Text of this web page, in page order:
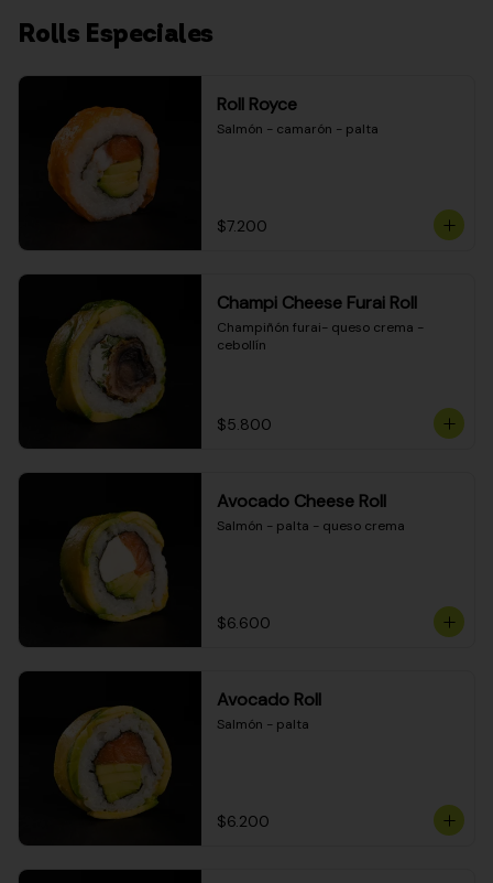
Rolls Especiales
Roll Royce
Salmón - camarón - palta
$7.200
Champi Cheese Furai Roll
Champiñón furai- queso crema -
cebollín
$5.800
Avocado Cheese Roll
Salmón - palta - queso crema
$6.600
Avocado Roll
Salmón - palta
$6.200